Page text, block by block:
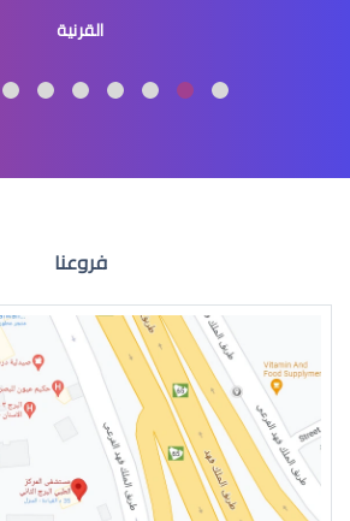
عيون الطفل الرضيع
القرنية
فروعنا